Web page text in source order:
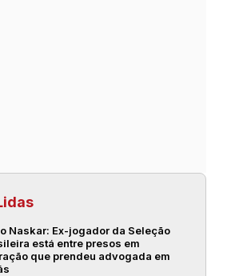
Naskar: Ex-jogador da Seleção
está entre presos em
que prendeu advogada em